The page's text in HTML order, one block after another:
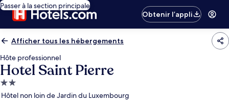
Passer à la section principale
Obtenir l’appli
Afficher tous les hébergements
Hôte professionnel
Hotel Saint Pierre
Hébergement
2.0 étoiles
Hôtel non loin de Jardin du Luxembourg